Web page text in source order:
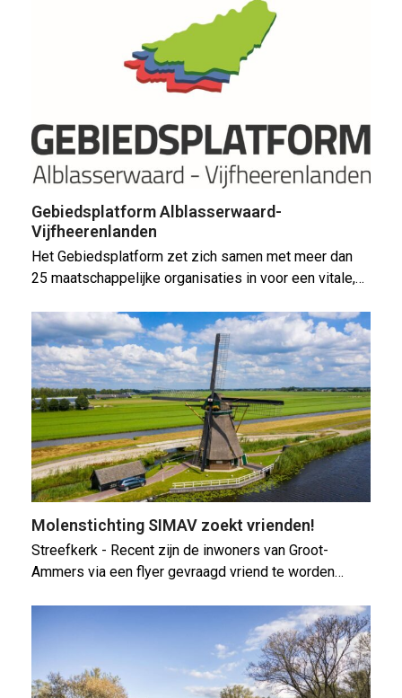
Gebiedsplatform Alblasserwaard-
Vijfheerenlanden
Het Gebiedsplatform zet zich samen met meer dan
25 maatschappelijke organisaties in voor een vitale,…
Molenstichting SIMAV zoekt vrienden!
Streefkerk - Recent zijn de inwoners van Groot-
Ammers via een flyer gevraagd vriend te worden…